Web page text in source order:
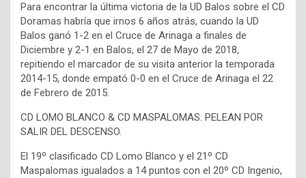
Para encontrar la última victoria de la UD Balos sobre el CD
Doramas habría que irnos 6 años atrás, cuando la UD
Balos ganó 1-2 en el Cruce de Arinaga a finales de
Diciembre y 2-1 en Balos, el 27 de Mayo de 2018,
repitiendo el marcador de su visita anterior la temporada
2014-15, donde empató 0-0 en el Cruce de Arinaga el 22
de Febrero de 2015.
CD LOMO BLANCO & CD MASPALOMAS. PELEAN POR
SALIR DEL DESCENSO.
El 19º clasificado CD Lomo Blanco y el 21º CD
Maspalomas igualados a 14 puntos con el 20º CD Ingenio,